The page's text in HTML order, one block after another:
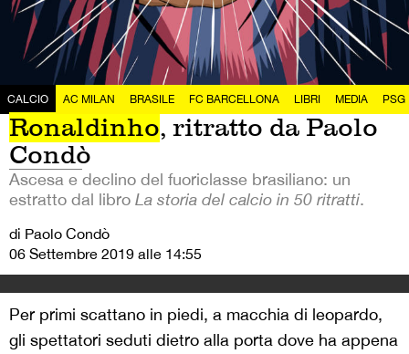
CALCIO AC MILAN BRASILE FC BARCELLONA LIBRI MEDIA PSG
Ronaldinho, ritratto da Paolo
Condò
Ascesa e declino del fuoriclasse brasiliano: un
estratto dal libro La storia del calcio in 50 ritratti.
di Paolo Condò
06 Settembre 2019 alle 14:55
Per primi scattano in piedi, a macchia di leopardo,
gli spettatori seduti dietro alla porta dove ha appena